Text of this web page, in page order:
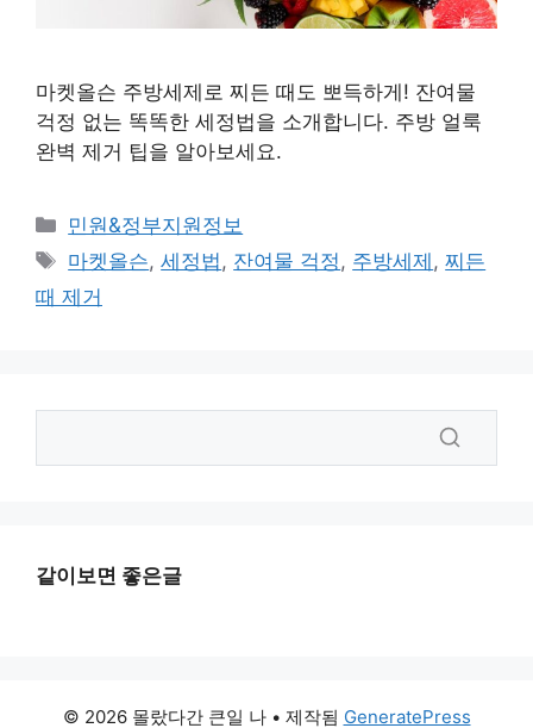
마켓올슨 주방세제로 찌든 때도 뽀득하게! 잔여물
걱정 없는 똑똑한 세정법을 소개합니다. 주방 얼룩
완벽 제거 팁을 알아보세요.
카
테
고
리
민원&정부지원정보
태
그
마켓올슨,세정법 , 잔여물 걱정 , 주방세제 ,찌든
때 제거
같이보면 좋은글
© 2026 몰랐다간 큰일 나• 제작됨 GeneratePress